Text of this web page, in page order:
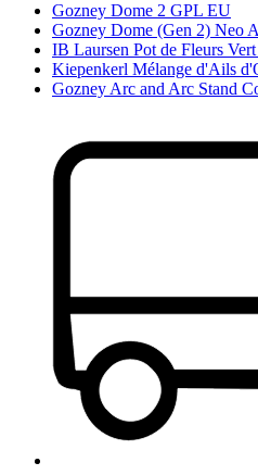
Gozney Dome 2 GPL EU
Gozney Dome (Gen 2) Neo
IB Laursen Pot de Fleurs
Kiepenkerl Mélange d'Ails
Gozney Arc and Arc Stand